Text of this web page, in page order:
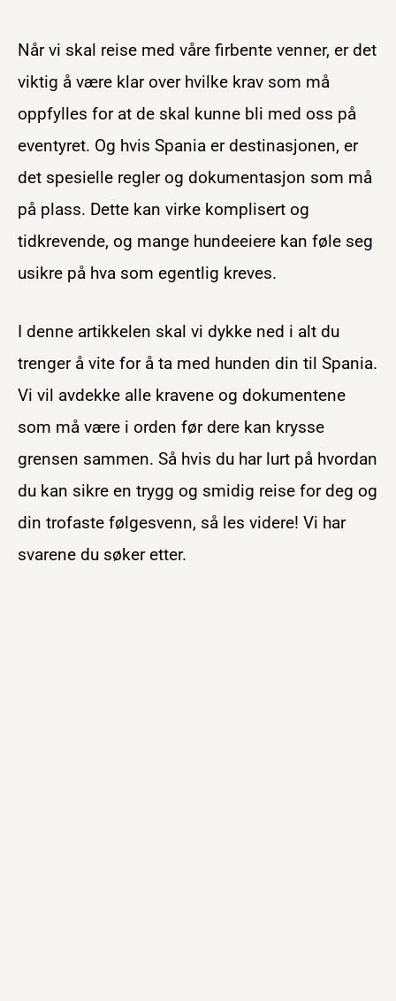
Når vi skal reise med våre firbente venner, er det
viktig å være klar over hvilke krav som må
oppfylles for at de skal kunne bli med oss på
eventyret. Og hvis Spania er destinasjonen, er
det spesielle regler og dokumentasjon som må
på plass. Dette kan virke komplisert og
tidkrevende, og mange hundeeiere kan føle seg
usikre på hva som egentlig kreves.
I denne artikkelen skal vi dykke ned i alt du
trenger å vite for å ta med hunden din til Spania.
Vi vil avdekke alle kravene og dokumentene
som må være i orden før dere kan krysse
grensen sammen. Så hvis du har lurt på hvordan
du kan sikre en trygg og smidig reise for deg og
din trofaste følgesvenn, så les videre! Vi har
svarene du søker etter.